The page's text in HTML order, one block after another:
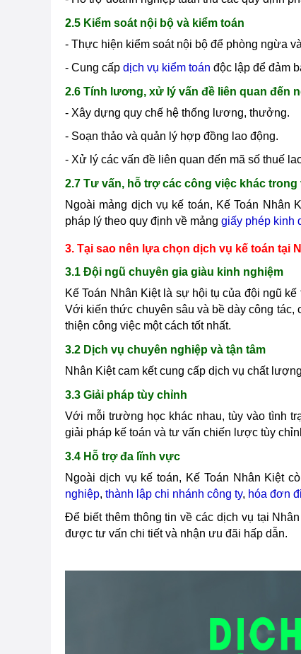
2.5 Kiểm soát nội bộ và kiểm toán
- Thực hiện kiểm soát nội bộ để phòng ngừa
- Cung cấp dịch vụ kiểm toán độc lập để đảm
2.6 Tính lương, xử lý vấn đề liên quan đến
- Xây dựng quy chế hệ thống lương, thưởng.
- Soạn thảo và quản lý hợp đồng lao động.
- Xử lý các vấn đề liên quan đến mã số thuế
2.7 Tư vấn, hỗ trợ các công việc khác
Ngoài mảng dịch vụ kế toán, Kế Toán Nhân
pháp lý theo quy định về mảng giấy phép kinh
3. Tại sao nên lựa chọn dịch vụ kế toán tại
3.1 Đội ngũ chuyên gia giàu kinh nghiệm
Kế Toán Nhân Kiệt là sự hội tụ của đội ngũ
Với kiến thức chuyên sâu và bề dày công
thiện công việc một cách tốt nhất.
3.2 Dịch vụ chuyên nghiệp và tận tâm
Nhân Kiệt cam kết cung cấp dịch vụ chất
3.3 Giải pháp tùy chỉnh
Với mỗi trường học khác nhau, tùy vào tình
giải pháp kế toán và tư vấn chiến lược tùy
3.4 Hỗ trợ đa lĩnh vực
Ngoài dịch vụ kế toán, Kế Toán Nhân Kiệt
nghiệp, thành lập chi nhánh công ty, hóa đơn
Để biết thêm thông tin về các dịch vụ tại
được tư vấn chi tiết và nhận ưu đãi hấp dẫn.